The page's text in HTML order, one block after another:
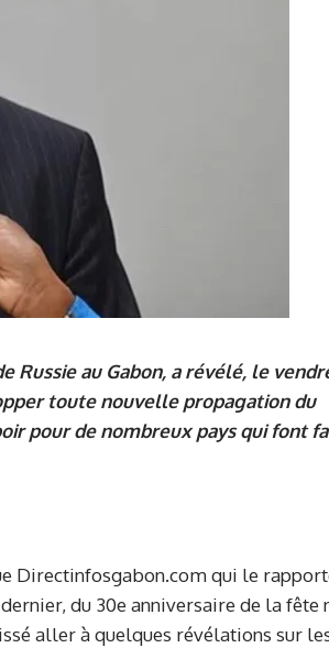
Russie au Gabon, a révélé, le
toute nouvelle propagation du
pour de nombreux pays qui font
Directinfosgabon.com qui le
du 30e anniversaire de la fête
aller à quelques révélations sur